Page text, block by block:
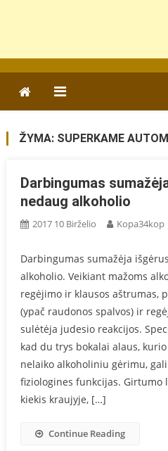
ŽYMA: SUPERKAME
Darbingumas
nedaug alkoholio
2017 10 Birželio Kopa34kop
Darbingumas sumažėja
alkoholio. Veikiant mažoms
regėjimo ir klausos aštrumas,
(ypač raudonos spalvos) ir
sulėtėja judesio reakcijos.
kad du trys bokalai alaus,
nelaiko alkoholiniu gėrimu,
fiziologines funkcijas. Girtumo
kiekis kraujyje, […]
Continue Reading